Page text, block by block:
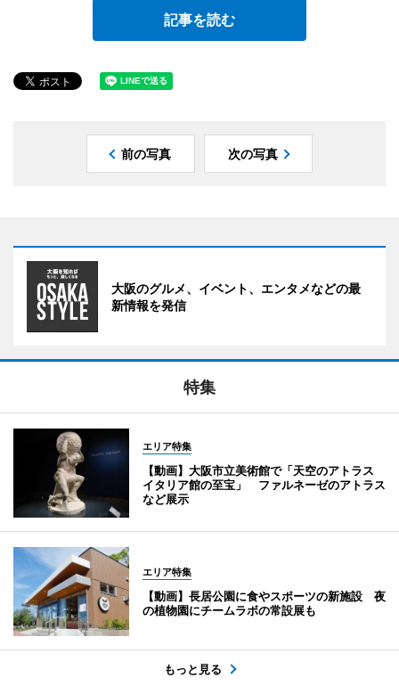
記事を読む
前の写真 次の写真
大阪のグルメ、イベント、エンタメなどの最
新情報を発信
特集
エリア特集
【動画】大阪市立美術館で「天空のアトラス
イタリア館の至宝」 ファルネーゼのアトラス
など展示
エリア特集
【動画】長居公園に食やスポーツの新施設 夜
の植物園にチームラボの常設展も
もっと見る